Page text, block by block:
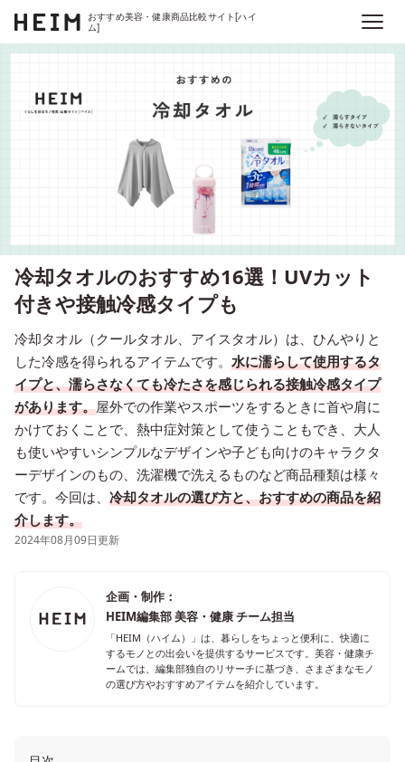
おすすめ美容・健康商品比較サイト[ハイ
ム]
冷却タオルのおすすめ16選！UVカット
付きや接触冷感タイプも
冷却タオル（クールタオル、アイスタオル）は、ひんやりと
した冷感を得られるアイテムです。 水に濡らして使用するタ
イプと、濡らさなくても冷たさを感じられる接触冷感タイプ
があります。屋外での作業やスポーツをするときに首や肩に
かけておくことで、熱中症対策として使うこともでき、大人
も使いやすいシンプルなデザインや子ども向けのキャラクタ
ーデザインのもの、洗濯機で洗えるものなど商品種類は様々
です。今回は、 冷却タオルの選び方と、おすすめの商品を紹
介します。
2024年08月09日更新
企画・制作：
HEIM編集部 美容・健康 チーム担当
「HEIM（ハイム）」は、暮らしをちょっと便利に、快適に
するモノとの出会いを提供するサービスです。美容・健康チ
ームでは、編集部独自のリサーチに基づき、さまざまなモノ
の選び方やおすすめアイテムを紹介しています。